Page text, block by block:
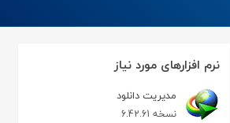
نرم افزارهای مورد نیاز
مدیریت دانلود
نسخه 6.42.61